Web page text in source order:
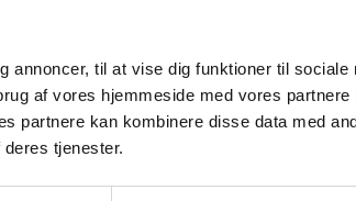
annoncer, til at vise dig funktioner til sociale
af vores hjemmeside med vores partnere
partnere kan kombinere disse data med
tjenester.